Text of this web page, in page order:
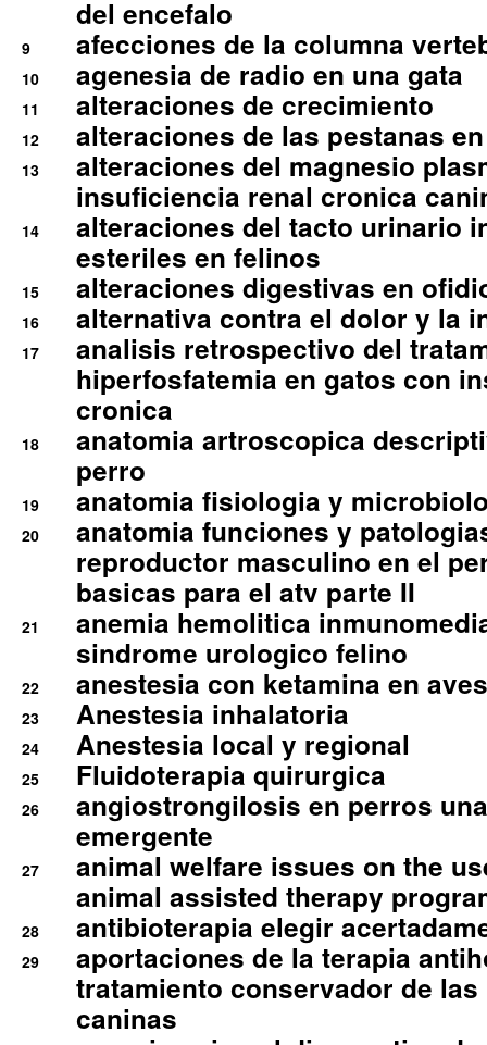
del encefalo
9 afecciones de la columna
10 agenesia de radio en una gata
11 alteraciones de crecimiento
12 alteraciones de las pestanas
13
alteraciones del magnesio
insuficiencia renal cronica
14
alteraciones del tacto urinario
esteriles en felinos
15 alteraciones digestivas en
16 alternativa contra el dolor y la
17
analisis retrospectivo del
hiperfosfatemia en gatos con
cronica
18
anatomia artroscopica
perro
19 anatomia fisiologia y
20
anatomia funciones y
reproductor masculino en el
basicas para el atv parte II
21
anemia hemolitica
sindrome urologico felino
22 anestesia con ketamina en
23 Anestesia inhalatoria
24 Anestesia local y regional
25 Fluidoterapia quirurgica
26
angiostrongilosis en perros
emergente
27
animal welfare issues on the
animal assisted therapy
28 antibioterapia elegir
29
aportaciones de la terapia
tratamiento conservador de
caninas